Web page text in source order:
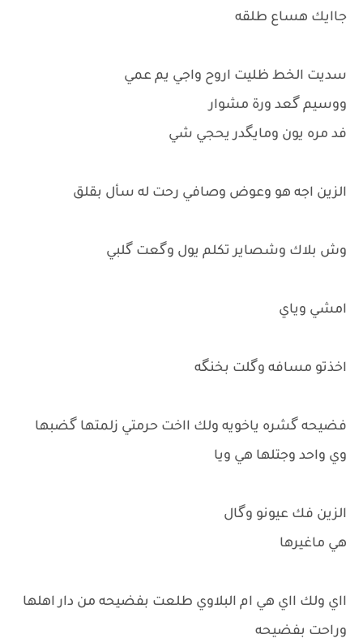
جاايك هساع طلقه
سديت الخط ظليت اروح واجي يم عمي
ووسيم گعد ورة مشوار
فد مره يون ومايگدر يحجي شي
الزين اجه هو وعوض وصافي رحت له سأل بقلق
وش بلاك وشصاير تكلم يول وگعت گلبي
امشي وياي
اخذتو مسافه وگلت بخنگه
فضيحه گشره ياخويه ولك ااخت حرمتي زلمتها گضبها
وي واحد وجتلها هي ويا
الزين فك عيونو وگال
هي ماغيرها
ااي ولك ااي هي ام البلاوي طلعت بفضيحه من دار اهلها
وراحت بفضيحه